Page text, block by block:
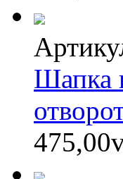
Шапка
475,00